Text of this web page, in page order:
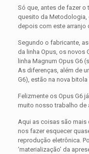
Só que, antes de fazer o
quesito da Metodologia,
depois com este arranjo
Segundo o fabricante,
da linha Opus, os novos
linha Magnum Opus G6
As diferenças, além de
G6), estão na nova
Felizmente os Opus G6
muito nosso trabalho de
Aqui as coisas são mais
nos fazer esquecer
reprodução eletrônica.
‘materialização’ da